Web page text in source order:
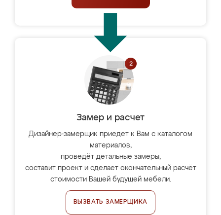
Замер и расчет
Дизайнер-замерщик приедет к Вам с каталогом
материалов,
проведёт детальные замеры,
составит проект и сделает окончательный расчёт
стоимости Вашей будущей мебели.
ВЫЗВАТЬ ЗАМЕРЩИКА